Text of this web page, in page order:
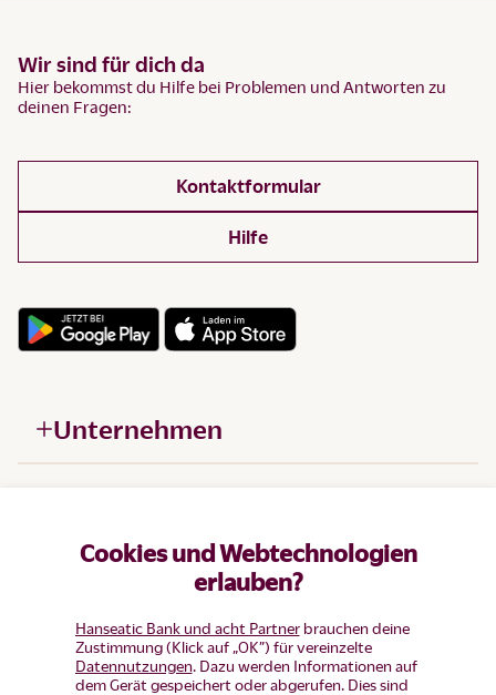
Cookies und Webtechnologien
erlauben?
Hanseatic Bank und acht Partnerbrauchen deine
Zustimmung (Klick auf „OK”) für vereinzelte
Datennutzungen. Dazu werden Informationen auf
dem Gerät gespeichert oder abgerufen. Dies sind
Wir sind für dich da
Hier bekommst du Hilfe bei Problemen und Antworten zu
deinen Fragen:
Kontaktformular
Hilfe
Unternehmen
Produkte